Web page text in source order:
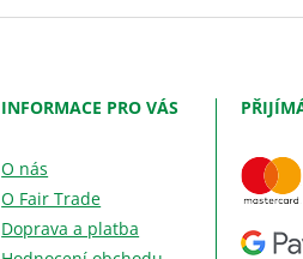
INFORMACE PRO VÁS
O nás
O Fair Trade
Doprava a platba